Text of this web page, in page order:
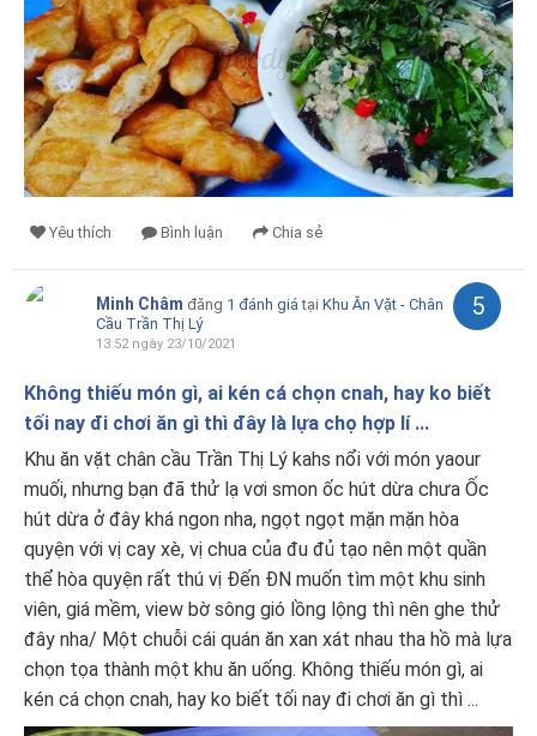
Yêu thích Bình luận Chia sẻ
Minh Châm đăng 1 đánh giá tại Khu Ăn Vặt - Chân
Cầu Trần Thị Lý
13:52 ngày 23/10/2021
5
Không thiếu món gì, ai kén cá chọn cnah, hay ko biết
tối nay đi chơi ăn gì thì đây là lựa chọ hợp lí ...
Khu ăn vặt chân cầu Trần Thị Lý kahs nổi với món yaour
muối, nhưng bạn đã thử lạ vơi smon ốc hút dừa chưa Ốc
hút dừa ở đây khá ngon nha, ngọt ngọt mặn mặn hòa
quyện với vị cay xè, vị chua của đu đủ tạo nên một quần
thể hòa quyện rất thú vị Đến ĐN muốn tìm một khu sinh
viên, giá mềm, view bờ sông gió lồng lộng thì nên ghe thử
đây nha/ Một chuỗi cái quán ăn xan xát nhau tha hồ mà lựa
chọn tọa thành một khu ăn uống. Không thiếu món gì, ai
kén cá chọn cnah, hay ko biết tối nay đi chơi ăn gì thì ...